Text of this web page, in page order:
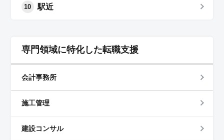
10 駅近
専門領域に特化した転職支援
会計事務所
施工管理
建設コンサル